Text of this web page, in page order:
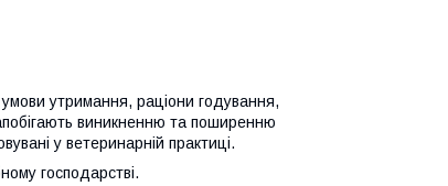
утримання, раціони годування,
виникненню та поширенню
у ветеринарній практиці.
господарстві.